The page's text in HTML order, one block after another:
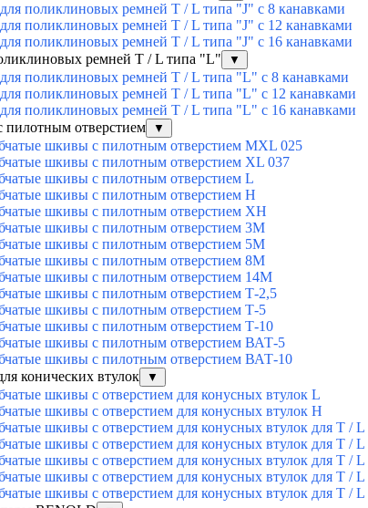
поликлиновых ремней T / L типа "J" с 8 канавками
поликлиновых ремней T / L типа "J" с 12 канавками
поликлиновых ремней T / L типа "J" с 16 канавками
ремней T / L типа "L"
▼
поликлиновых ремней T / L типа "L" с 8 канавками
поликлиновых ремней T / L типа "L" с 12 канавками
поликлиновых ремней T / L типа "L" с 16 канавками
отверстием
▼
шкивы с пилотным отверстием MXL 025
шкивы с пилотным отверстием XL 037
шкивы с пилотным отверстием L
шкивы с пилотным отверстием Н
шкивы с пилотным отверстием ХН
шкивы с пилотным отверстием 3М
шкивы с пилотным отверстием 5М
шкивы с пилотным отверстием 8М
шкивы с пилотным отверстием 14М
шкивы с пилотным отверстием Т-2,5
шкивы с пилотным отверстием Т-5
шкивы с пилотным отверстием Т-10
шкивы с пилотным отверстием ВАТ-5
шкивы с пилотным отверстием ВАТ-10
конических втулок
▼
шкивы с отверстием для конусных втулок L
шкивы с отверстием для конусных втулок Н
шкивы с отверстием для конусных втулок для T /
шкивы с отверстием для конусных втулок для T /
шкивы с отверстием для конусных втулок для T /
шкивы с отверстием для конусных втулок для T /
шкивы с отверстием для конусных втулок для T /